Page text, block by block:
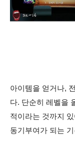
아이템을 얻거나,
다. 단순히 레벨을
적이라는 것까지
동기부여가 되는